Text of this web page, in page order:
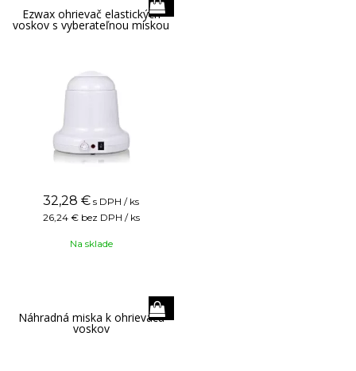
Ezwax ohrievač elastických
voskov s vyberateľnou miskou
32,28 € s DPH / ks
26,24 € bez DPH / ks
Na sklade
Náhradná miska k ohrievaču
voskov